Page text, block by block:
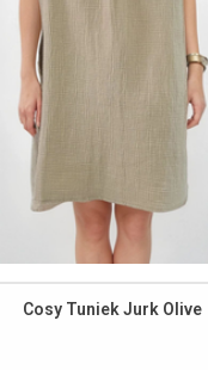
Cosy Tuniek Jurk Olive